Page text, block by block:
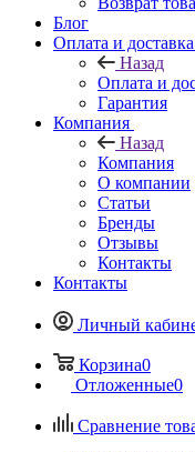
Блог
Оплата и доставка
Назад
Оплата и
Гарантия
Компания
Назад
Компания
О компании
Статьи
Бренды
Отзывы
Контакты
Контакты
Личный
Корзина0
Отложенные0
Сравнение